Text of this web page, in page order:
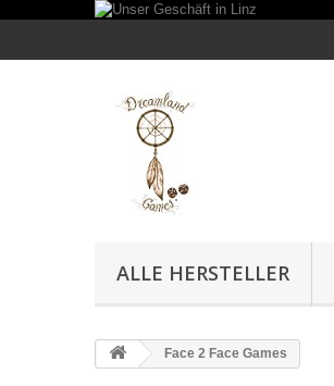
ALLE HERSTELLER
Face 2 Face Games